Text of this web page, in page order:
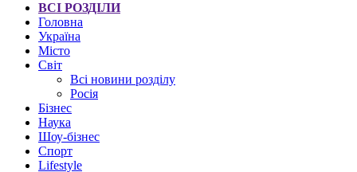
ВСІ РОЗДІЛИ
Головна
Україна
Місто
Світ
Всі новини розділу
Росія
Бізнес
Наука
Шоу-бізнес
Спорт
Lifestyle